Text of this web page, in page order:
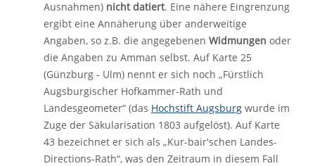
Ausnahmen) nicht datiert. Eine nähere Eingrenzung
ergibt eine Annäherung über anderweitige
Angaben, so z.B. die angegebenen Widmungen oder
die Angaben zu Amman selbst. Auf Karte 25
(Günzburg - Ulm) nennt er sich noch „Fürstlich
Augsburgischer Hofkammer-Rath und
Landesgeometer“ (das Hochstift Augsburg wurde im
Zuge der Säkularisation 1803 aufgelöst). Auf Karte
43 bezeichnet er sich als „Kur-bair'schen Landes-
Directions-Rath“, was den Zeitraum in diesem Fall